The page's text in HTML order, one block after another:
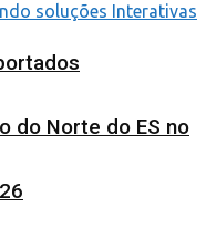
do Norte do ES no
soluções Interativas